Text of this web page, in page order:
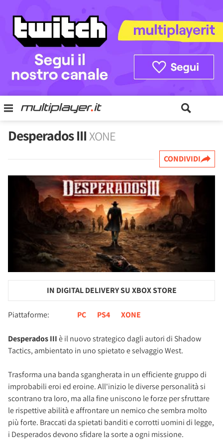
Desperados IIIXONE
CONDIVIDI
IN DIGITAL DELIVERY SU XBOX STORE
Piattaforme: PC PS4 XONE
Desperados IIIè il nuovo strategico dagli autori di Shadow
Tactics, ambientato in uno spietato e selvaggio West.
Trasforma una banda sgangherata in un efficiente gruppo di
improbabili eroi ed eroine. All'inizio le diverse personalità si
scontrano tra loro, ma alla fine uniscono le forze per sfruttare
le rispettive abilità e affrontare un nemico che sembra molto
più forte. Braccati da spietati banditi e corrotti uomini di legge,
i Desperados devono sfidare la sorte a ogni missione.